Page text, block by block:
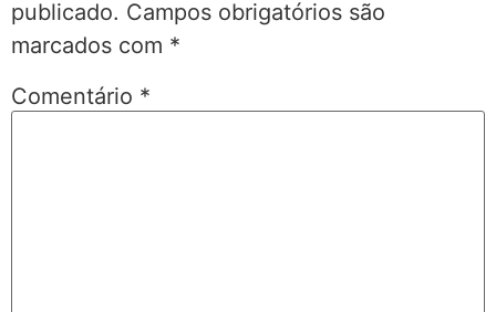
publicado. Campos obrigatórios são
marcados com *
Comentário *